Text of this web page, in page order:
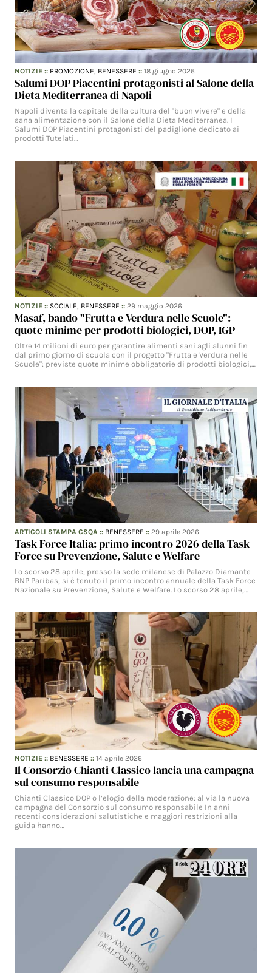
NOTIZIE :: PROMOZIONE, BENESSERE ::18 giugno 2026
Salumi DOP Piacentini protagonisti al Salone della
Dieta Mediterranea di Napoli
Napoli diventa la capitale della cultura del "buon vivere" e della
sana alimentazione con il Salone della Dieta Mediterranea. I
Salumi DOP Piacentini protagonisti del padiglione dedicato ai
prodotti Tutelati…
NOTIZIE :: SOCIALE, BENESSERE ::29 maggio 2026
Masaf, bando "Frutta e Verdura nelle Scuole":
quote minime per prodotti biologici, DOP, IGP
Oltre 14 milioni di euro per garantire alimenti sani agli alunni fin
dal primo giorno di scuola con il progetto "Frutta e Verdura nelle
Scuole": previste quote minime obbligatorie di prodotti biologici,…
ARTICOLI STAMPA CSQA :: BENESSERE ::29 aprile 2026
Task Force Italia: primo incontro 2026 della Task
Force su Prevenzione, Salute e Welfare
Lo scorso 28 aprile, presso la sede milanese di Palazzo Diamante
BNP Paribas, si è tenuto il primo incontro annuale della Task Force
Nazionale su Prevenzione, Salute e Welfare. Lo scorso 28 aprile,…
NOTIZIE :: BENESSERE ::14 aprile 2026
Il Consorzio Chianti Classico lancia una campagna
sul consumo responsabile
Chianti Classico DOP o l’elogio della moderazione: al via la nuova
campagna del Consorzio sul consumo responsabile In anni
recenti considerazioni salutistiche e maggiori restrizioni alla
guida hanno…